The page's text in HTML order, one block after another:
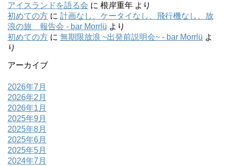
アイスランドを語る会 に 根岸重年 より
初めての方 に 計画なし、ケータイなし、飛行機なし、放
浪の旅 報告会 - bar Morrlü より
初めての方 に 無期限放浪 ~出発前説明会~ - bar Morrlü よ
り
アーカイブ
2026年7月
2026年2月
2026年1月
2025年9月
2025年8月
2025年6月
2025年5月
2024年7月